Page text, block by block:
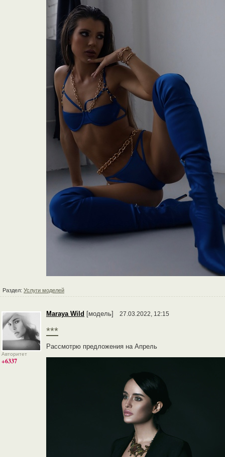
Раздел: Услуги моделей
Авторитет
+6337
Maraya Wild [модель] 27.03.2022, 12:15
***
Рассмотрю предложения на Апрель